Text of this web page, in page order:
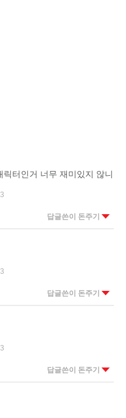
터인거 너무 재미있지 않니
답글쓴이 돈주기
답글쓴이 돈주기
답글쓴이 돈주기